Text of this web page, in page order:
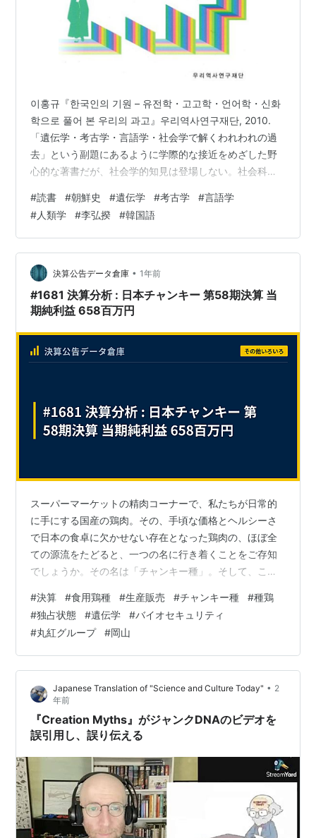
이홍규『한국인의 기원 – 유전학・고고학・언어학・신화
학으로 풀어 본 우리의 과고』우리역사연구재단, 2010.
「遺伝学・考古学・言語学・社会学で解くわれわれの過
去」という副題にあるように学際的な接近をめざした野
心的な著書だが、社会学的知見は登場しない。社会科学
会学と社会科学の区別がついていないらしい。著者の이
홍규（李弘揆）は出版時にソウル大学校名誉教授兼乙支
大学校碩座教授だが、遺伝学者ではなく内分泌内科が専
門らしい。 第１章「人類の多地域起源説と考古学の
話」、第２章「現生人類の登場と後期旧石器文化」、第
３章「人類のアフリカ起源説と遺伝…
#読書 #朝鮮史 #遺伝学 #考古学 #言語学
#人類学 #李弘揆 #韓国語
決算公告データ倉庫 • 1年前
#1681 決算分析 : 日本チャンキー 第58期決算 当
期純利益 658百万円
スーパーマーケットの精肉コーナーで、私たちが日常的
に手にする国産の鶏肉。その、手頃な価格とヘルシーさ
で日本の食卓に欠かせない存在となった鶏肉の、ほぼ全
ての源流をたどると、一つの名に行き着くことをご存知
でしょうか。その名は「チャンキー種」。そして、この
以上という圧倒的なシェアで供給しているのが、今回分
析する「株式会社日本チャンキー」です。 大手総合商
社・丸紅グループの一員として、岡山の地から、日本の
鶏肉生産のまさに”源”を支える同社。その事業は、単なる
養鶏にとどまらず、英国の育種会社との強固な連携のも
と、最新の遺伝学と徹底したバイオセキュリティ…
#決算 #食用鶏種 #生産販売 #チャンキー種 #種鶏
#独占状態 #遺伝学 #バイオセキュリティ
#丸紅グループ #岡山
Japanese Translation of "Science and Culture Today" • 2
年前
『Creation Myths』がジャンクDNAのビデオを
誤引用し、誤り伝える